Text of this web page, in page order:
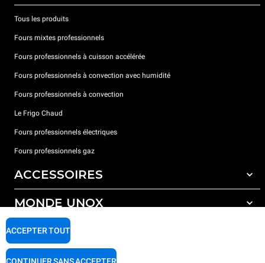
Tous les produits
Fours mixtes professionnels
Fours professionnels à cuisson accélérée
Fours professionnels à convection avec humidité
Fours professionnels à convection
Le Frigo Chaud
Fours professionnels électriques
Fours professionnels gaz
ACCESSOIRES
Tous les accessoires
Détergents pour lavage automatique
Détergents pour lavage manuel
Traitement de l'eau avec filtres à résine
MONDE UNOX
Nos bureaux dans le monde
SUPPORT
Garantie Unox
ACCEPTER TOUT